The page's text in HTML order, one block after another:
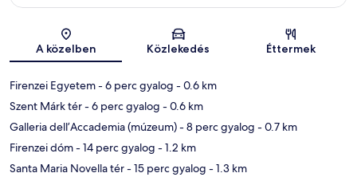
Térkép
A közelben Közlekedés Éttermek
Firenzei Egyetem- 6 perc gyalog - 0.6 km
Szent Márk tér- 6 perc gyalog - 0.6 km
Galleria dell’Accademia (múzeum)- 8 perc gyalog - 0.7 km
Firenzei dóm- 14 perc gyalog - 1.2 km
Santa Maria Novella tér- 15 perc gyalog - 1.3 km